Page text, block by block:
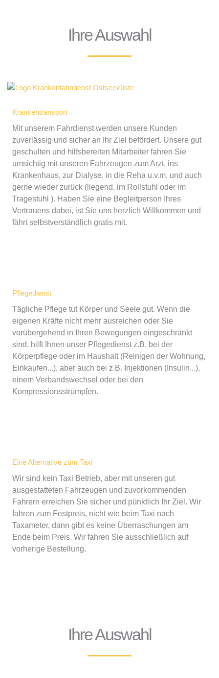
Ihre Auswahl
Krankentransport
Mit unserem Fahrdienst werden unsere Kunden
zuverlässig und sicher an Ihr Ziel befördert. Unsere gut
geschulten und hilfsbereiten Mitarbeiter fahren Sie
umsichtig mit unseren Fahrzeugen zum Arzt, ins
Krankenhaus, zur Dialyse, in die Reha u.v.m. und auch
gerne wieder zurück (liegend, im Rollstuhl oder im
Tragestuhl ). Haben Sie eine Begleitperson Ihres
Vertrauens dabei, ist Sie uns herzlich Willkommen und
fährt selbstverständlich gratis mit.
Pflegedienst
Tägliche Pflege tut Körper und Seele gut. Wenn die
eigenen Kräfte nicht mehr ausreichen oder Sie
vorübergehend in Ihren Bewegungen eingeschränkt
sind, hilft Ihnen unser Pflegedienst z.B. bei der
Körperpflege oder im Haushalt (Reinigen der Wohnung,
Einkaufen...), aber auch bei z.B. Injektionen (Insulin...),
einem Verbandswechsel oder bei den
Kompressionsstrümpfen.
Eine Alternative zum Taxi
Wir sind kein Taxi Betrieb, aber mit unseren gut
ausgestatteten Fahrzeugen und zuvorkommenden
Fahrern erreichen Sie sicher und pünktlich Ihr Ziel. Wir
fahren zum Festpreis, nicht wie beim Taxi nach
Taxameter, dann gibt es keine Überraschungen am
Ende beim Preis. Wir fahren Sie ausschließlich auf
vorherige Bestellung.
Ihre Auswahl